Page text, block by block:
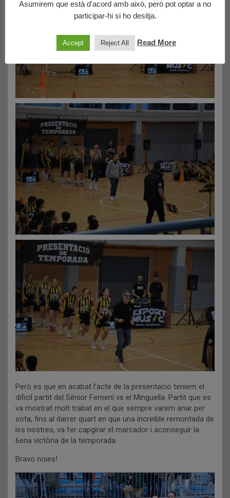
Però es que en acabat l’acte de la presentacio teniem el
dificil partit del Sènior Femení vs el Minguella. Partit que es
va mostrat molt trabat en el que sempre varem anar per
sota, fins al darrer quart en que una increible remontada de
les nostres, va fer capgirar el marcador i aconseguir la
6ena victòria de la temporada.
Bravo noies!
Asumirem que està d'acord amb això, però pot optar a no
participar-hi si ho desitja.
Accept Reject All Read More